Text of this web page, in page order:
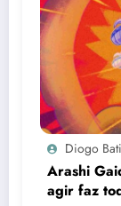
Diogo
Arashi
agir faz